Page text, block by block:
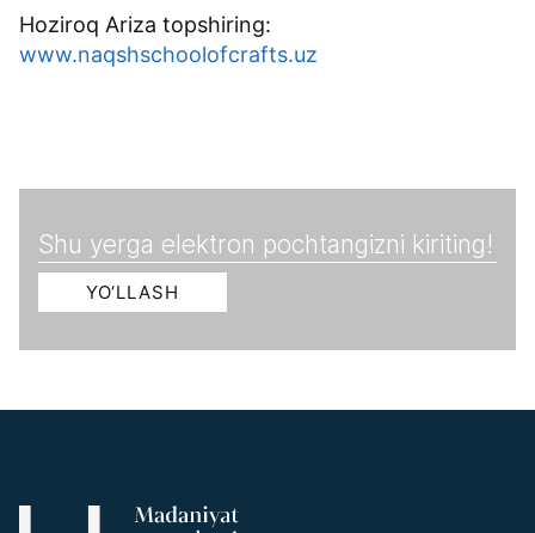
Hoziroq Ariza topshiring:
www.naqshschoolofcrafts.uz